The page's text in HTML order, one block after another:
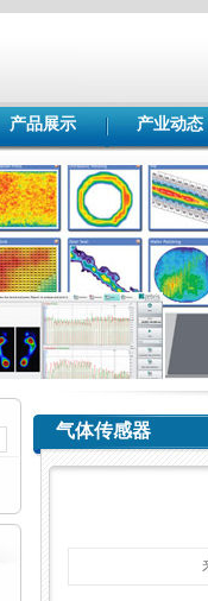
产品展示 产业动态
气体传感器